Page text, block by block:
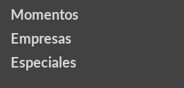
Momentos
Empresas
Especiales